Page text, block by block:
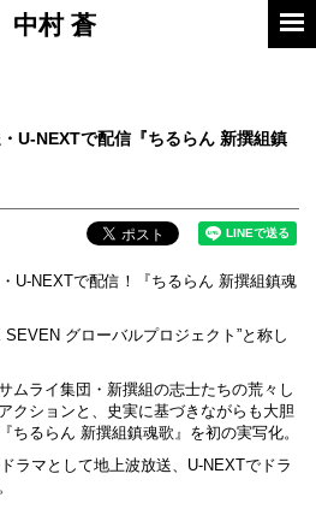
中村 蒼
U-NEXTで配信『ちるらん 新撰組鎮
U-NEXTで配信！『ちるらん 新撰組鎮魂
グローバルプロジェクト”と称し
ムライ集団・新撰組の志士たちの荒々し
クションと、史実に基づきながらも大胆
ちるらん 新撰組鎮魂歌』を初の実写化。
ラマとして地上波放送、U-NEXTでドラ